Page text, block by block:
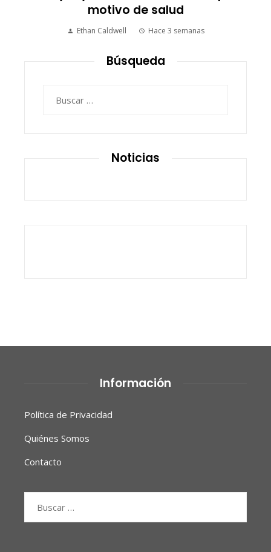
motivo de salud
Ethan Caldwell Hace 3 semanas
Búsqueda
Noticias
Información
Política de Privacidad
Quiénes Somos
Contacto